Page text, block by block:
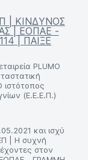
| ΚΙΝΔΥΝΟΣ
| ΕΟΠΑΕ -
| ΠΑΙΞΕ
PLUMO
ιστότοπος
(Ε.Ε.Ε.Π.)
και ισχύ
| Η συχνή
στον